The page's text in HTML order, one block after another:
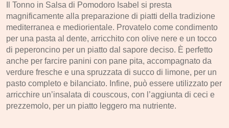
Il Tonno in Salsa di Pomodoro Isabel si presta
magnificamente alla preparazione di piatti della tradizione
mediterranea e mediorientale. Provatelo come condimento
per una pasta al dente, arricchito con olive nere e un tocco
di peperoncino per un piatto dal sapore deciso. È perfetto
anche per farcire panini con pane pita, accompagnato da
verdure fresche e una spruzzata di succo di limone, per un
pasto completo e bilanciato. Infine, può essere utilizzato per
arricchire un’insalata di couscous, con l’aggiunta di ceci e
prezzemolo, per un piatto leggero ma nutriente.